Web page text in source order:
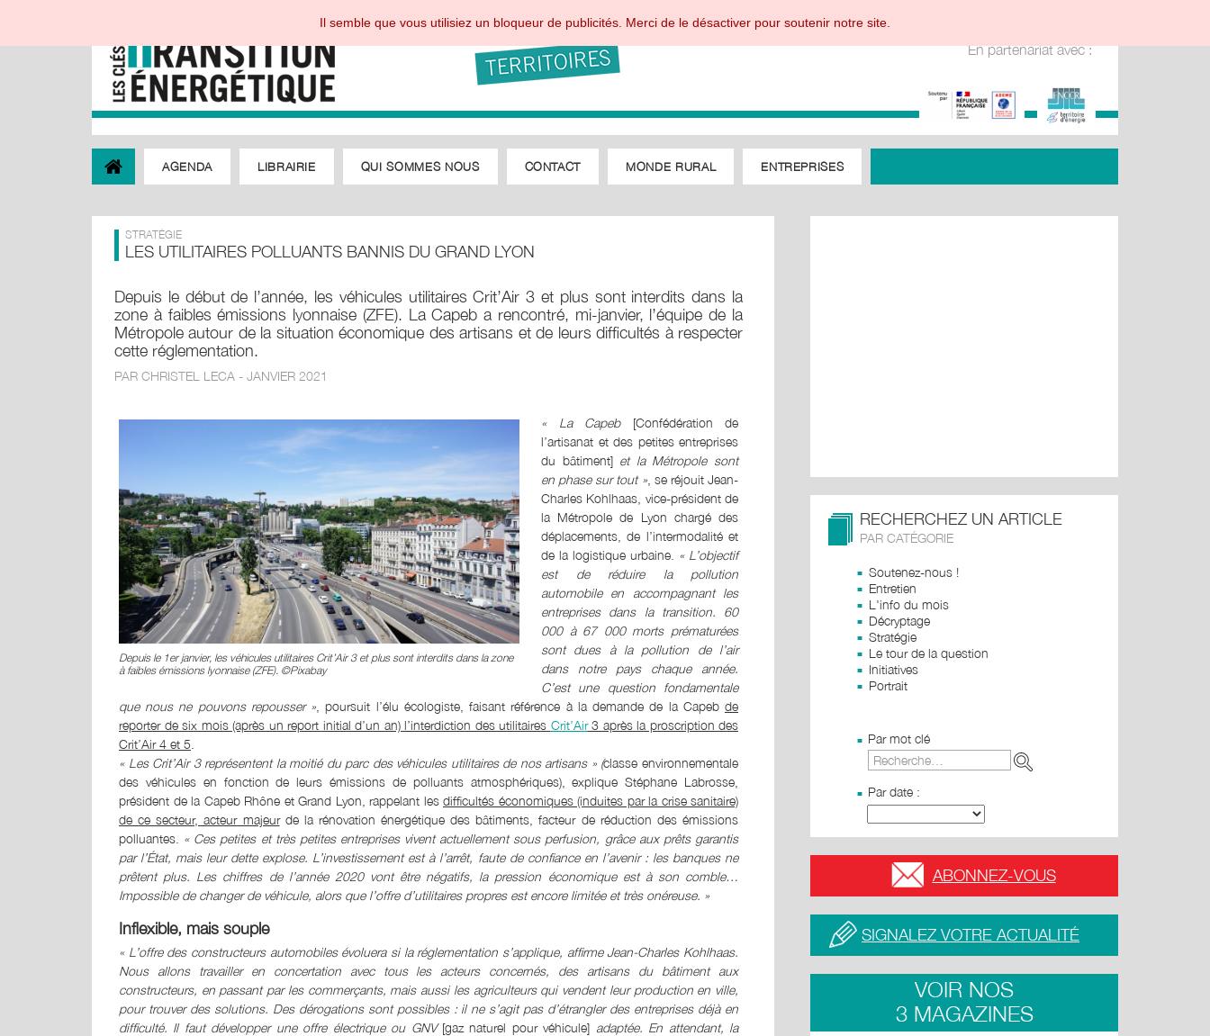
En partenariat avec :
AGENDA LIBRAIRIE QUI SOMMES NOUS CONTACT MONDE RURAL ENTREPRISES
STRATÉGIE
LES UTILITAIRES POLLUANTS BANNIS DU GRAND LYON
Depuis le début de l’année, les véhicules utilitaires Crit’Air 3 et plus sont interdits dans la
zone à faibles émissions lyonnaise (ZFE). La Capeb a rencontré, mi-janvier, l’équipe de la
Métropole autour de la situation économique des artisans et de leurs difficultés à respecter
cette réglementation.
PAR CHRISTEL LECA - JANVIER 2021
Depuis le 1er janvier, les véhicules utilitaires Crit’Air 3 et plus sont interdits dans la zone
à faibles émissions lyonnaise (ZFE). ©Pixabay
« La Capeb [Confédération de
l’artisanat et des petites entreprises
du bâtiment]et la Métropole sont
en phase sur tout », se réjouit Jean-
Charles Kohlhaas, vice-président de
la Métropole de Lyon chargé des
déplacements, de l’intermodalité et
de la logistique urbaine. « L’objectif
est de réduire la pollution
automobile en accompagnant les
entreprises dans la transition. 60
000 à 67 000 morts prématurées
sont dues à la pollution de l’air
dans notre pays chaque année.
C’est une question fondamentale
que nous ne pouvons repousser » , poursuit l’élu écologiste, faisant référence à la demande de la Capebde
reporter de six mois (après un report initial d’un an) l’interdiction des utilitaires Crit’Air3 après la proscription des
Crit’Air 4 et 5
« Les Crit’Air 3 représentent la moitié du parc des véhicules utilitaires de nos artisans » (classe environnementale
des véhicules en fonction de leurs émissions de polluants atmosphériques), explique Stéphane Labrosse,
président de la Capeb Rhône et Grand Lyon, rappelant les difficultés économiques (induites par la crise sanitaire)
de ce secteur, acteur majeurde la rénovation énergétique des bâtiments, facteur de réduction des émissions
polluantes. « Ces petites et très petites entreprises vivent actuellement sous perfusion, grâce aux prêts garantis
par l’État, mais leur dette explose. L’investissement est à l’arrêt, faute de confiance en l’avenir : les banques ne
prêtent plus. Les chiffres de l’année 2020 vont être négatifs, la pression économique est à son comble…
Impossible de changer de véhicule, alors que l’offre d’utilitaires propres est encore limitée et très onéreuse. »
Inflexible, mais souple
« L’offre des constructeurs automobiles évoluera si la réglementation s’applique, affirme Jean-Charles Kohlhaas.
Nous allons travailler en concertation avec tous les acteurs concernés, des artisans du bâtiment aux
constructeurs, en passant par les commerçants, mais aussi les agriculteurs qui vendent leur production en ville,
pour trouver des solutions. Des dérogations sont possibles : il ne s’agit pas d’étrangler des entreprises déjà en
difficulté. Il faut développer une offre électrique ou GNV [gaz naturel pour véhicule] adaptée. En attendant, la
RECHERCHEZ UN ARTICLE
PAR CATÉGORIE
Soutenez-nous !
Entretien
L'info du mois
Décryptage
Stratégie
Le tour de la question
Initiatives
Portrait
Par mot clé
Par date :
ABONNEZ-VOUS
SIGNALEZ VOTRE ACTUALITÉ
VOIR NOS
3 MAGAZINES
Il semble que vous utilisiez un bloqueur de publicités. Merci de le désactiver pour soutenir notre site.